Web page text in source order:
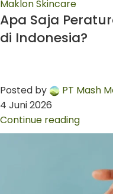
Maklon Skincare
Apa Saja
di Indonesia?
Posted by
PT Mash
4 Juni 2026
Continue reading